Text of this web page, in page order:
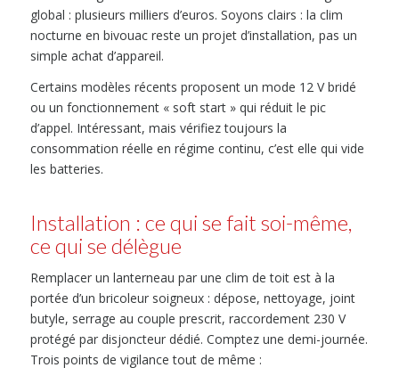
global : plusieurs milliers d’euros. Soyons clairs : la clim
nocturne en bivouac reste un projet d’installation, pas un
simple achat d’appareil.
Certains modèles récents proposent un mode 12 V bridé
ou un fonctionnement « soft start » qui réduit le pic
d’appel. Intéressant, mais vérifiez toujours la
consommation réelle en régime continu, c’est elle qui vide
les batteries.
Installation : ce qui se fait soi-même,
ce qui se délègue
Remplacer un lanterneau par une clim de toit est à la
portée d’un bricoleur soigneux : dépose, nettoyage, joint
butyle, serrage au couple prescrit, raccordement 230 V
protégé par disjoncteur dédié. Comptez une demi-journée.
Trois points de vigilance tout de même :